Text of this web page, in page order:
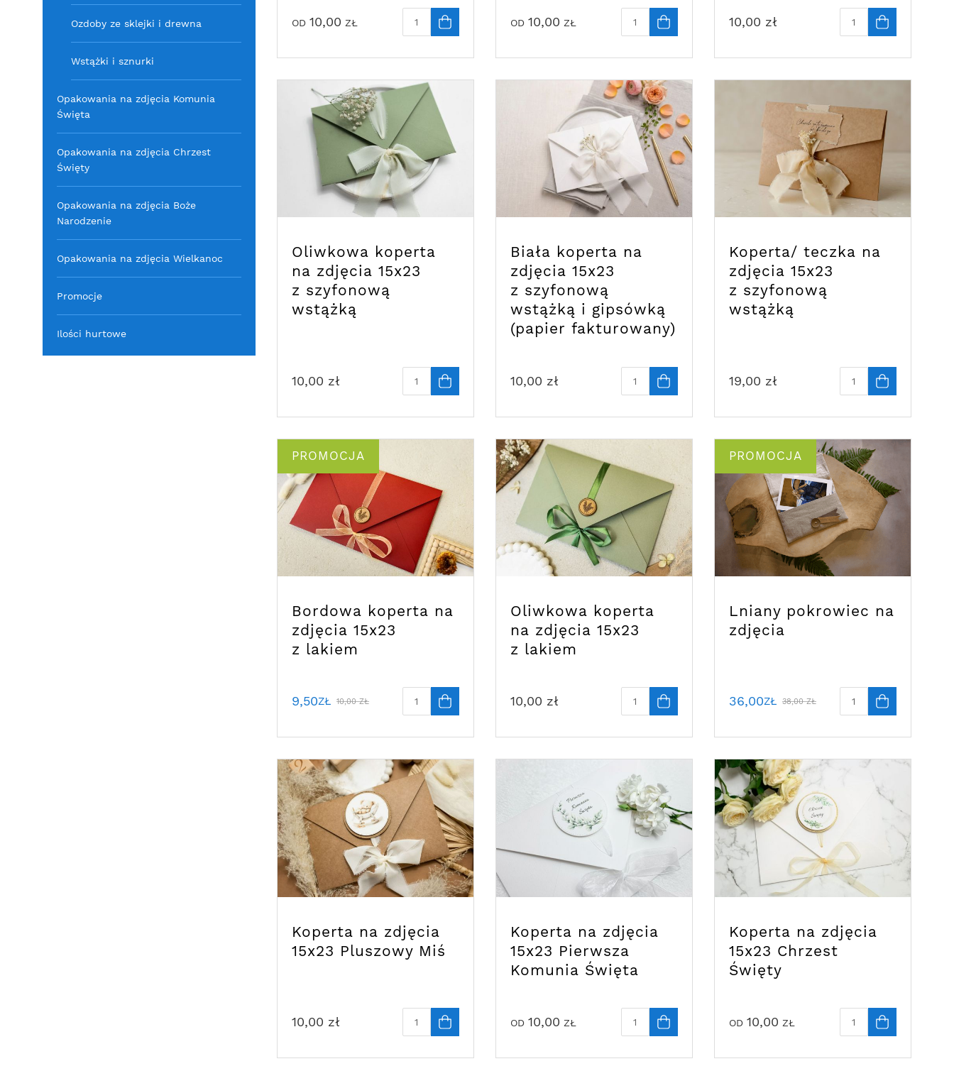
OD 10,00 ZŁ OD 10,00 ZŁ 10,00 zł
Oliwkowa koperta
na zdjęcia 15x23
z szyfonową
wstążką
10,00 zł
Biała koperta na
zdjęcia 15x23
z szyfonową
wstążką i gipsówką
(papier fakturowany)
10,00 zł
Koperta/ teczka na
zdjęcia 15x23
z szyfonową
wstążką
19,00 zł
PROMOCJA
Bordowa koperta na
zdjęcia 15x23
z lakiem
9,50ZŁ 10,00ZŁ
Oliwkowa koperta
na zdjęcia 15x23
z lakiem
10,00 zł
PROMOCJA
Lniany pokrowiec na
zdjęcia
36,00ZŁ 38,00ZŁ
Koperta na zdjęcia
15x23 Pluszowy Miś
10,00 zł
Koperta na zdjęcia
15x23 Pierwsza
Komunia Święta
OD 10,00 ZŁ
Koperta na zdjęcia
15x23 Chrzest
Święty
OD 10,00 ZŁ
Ozdoby ze sklejki i drewna
Wstążki i sznurki
Opakowania na zdjęcia Komunia
Święta
Opakowania na zdjęcia Chrzest
Święty
Opakowania na zdjęcia Boże
Narodzenie
Opakowania na zdjęcia Wielkanoc
Promocje
Ilości hurtowe